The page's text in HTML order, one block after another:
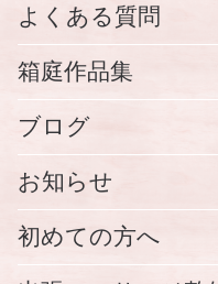
よくある質問
箱庭作品集
ブログ
お知らせ
初めての方へ